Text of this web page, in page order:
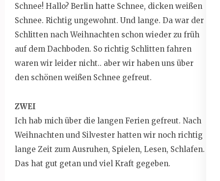
Schnee! Hallo? Berlin hatte Schnee, dicken weißen
Schnee. Richtig ungewohnt. Und lange. Da war der
Schlitten nach Weihnachten schon wieder zu früh
auf dem Dachboden. So richtig Schlitten fahren
waren wir leider nicht.. aber wir haben uns über
den schönen weißen Schnee gefreut.
ZWEI
Ich hab mich über die langen Ferien gefreut. Nach
Weihnachten und Silvester hatten wir noch richtig
lange Zeit zum Ausruhen, Spielen, Lesen, Schlafen.
Das hat gut getan und viel Kraft gegeben.